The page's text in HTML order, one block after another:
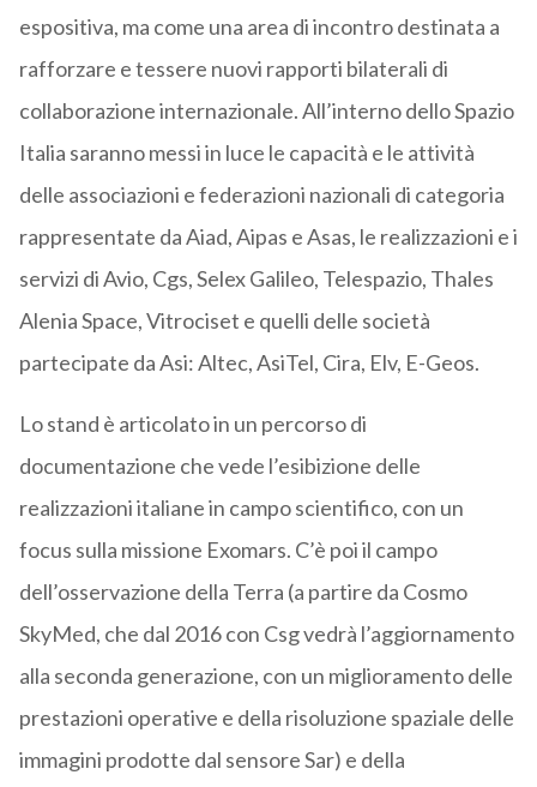
espositiva, ma come una area di incontro destinata a
rafforzare e tessere nuovi rapporti bilaterali di
collaborazione internazionale. All’interno dello Spazio
Italia saranno messi in luce le capacità e le attività
delle associazioni e federazioni nazionali di categoria
rappresentate da Aiad, Aipas e Asas, le realizzazioni e i
servizi di Avio, Cgs, Selex Galileo, Telespazio, Thales
Alenia Space, Vitrociset e quelli delle società
partecipate da Asi: Altec, AsiTel, Cira, Elv, E-Geos.
Lo stand è articolato in un percorso di
documentazione che vede l’esibizione delle
realizzazioni italiane in campo scientifico, con un
focus sulla missione Exomars. C’è poi il campo
dell’osservazione della Terra (a partire da Cosmo
SkyMed, che dal 2016 con Csg vedrà l’aggiornamento
alla seconda generazione, con un miglioramento delle
prestazioni operative e della risoluzione spaziale delle
immagini prodotte dal sensore Sar) e della